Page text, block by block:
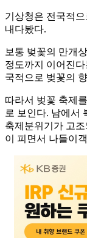
기상청은 전국적
내다봤다.
보통 벚꽃의 만개
정도까지 이어진
국적으로 벚꽃의
따라서 벚꽃 축제
로 보인다. 남에서
축제분위기가 고
이 피면서 나들이